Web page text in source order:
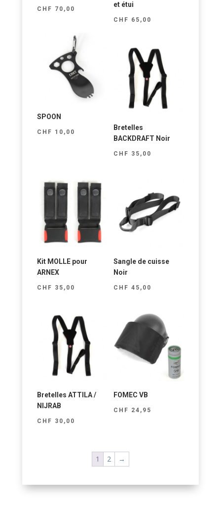
CHF 70,00
et étui
CHF 65,00
SPOON
CHF 10,00
Bretelles
BACKDRAFT Noir
CHF 35,00
Kit MOLLE pour
ARNEX
CHF 35,00
Sangle de cuisse
Noir
CHF 45,00
Bretelles ATTILA /
NIJRAB
CHF 30,00
FOMEC VB
CHF 24,95
1 2 →